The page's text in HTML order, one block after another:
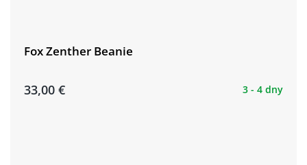
Fox Zenther Beanie
33,00 € 3 - 4 dny